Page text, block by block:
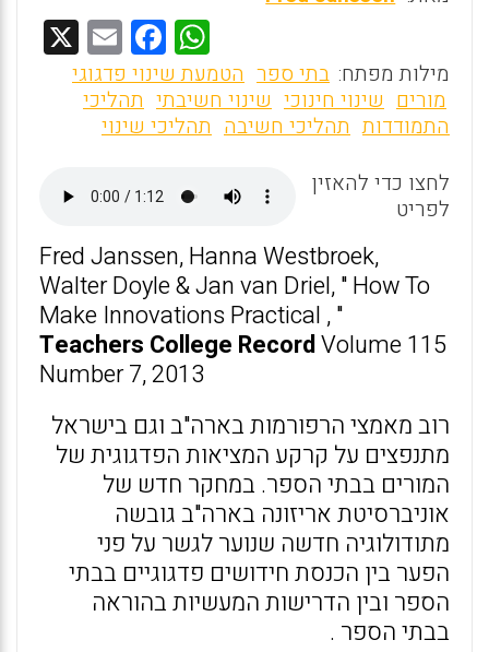
W
h
at
s
A
p
p
F
a
ce
b
o
o
k
E
m
ai
מילות מפתח: בתי ספר הטמעת שינוי פדגוגי
מורים שינוי חינוכי שינוי חשיבתי תהליכי
התמודדות תהליכי חשיבה תהליכי שינוי
לחצו כדי להאזין
לפריט
Fred Janssen, Hanna Westbroek,
Walter Doyle & Jan van Driel, " How To
Make Innovations Practical , "
Teachers College RecordVolume 115
Number 7, 2013
רוב מאמצי הרפורמות בארה"ב וגם בישראל
מתנפצים על קרקע המציאות הפדגוגית של
המורים בבתי הספר. במחקר חדש של
אוניברסיטת אריזונה בארה"ב גובשה
מתודולוגיה חדשה שנוער לגשר על פני
הפער בין הכנסת חידושים פדגוגיים בבתי
הספר ובין הדרישות המעשיות בהוראה
בבתי הספר .